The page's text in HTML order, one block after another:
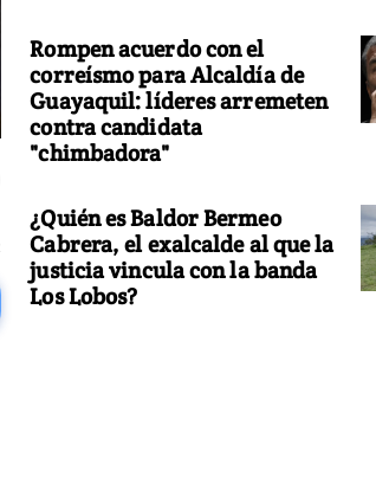
Rompen acuerdo con el
correísmo para Alcaldía de
Guayaquil: líderes arremeten
contra candidata
"chimbadora"
¿Quién es Baldor Bermeo
Cabrera, el exalcalde al que la
justicia vincula con la banda
Los Lobos?